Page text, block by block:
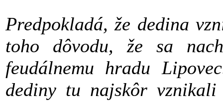
Predpokladá, že dedina
toho dôvodu, že sa
feudálnemu hradu
dediny tu najskôr